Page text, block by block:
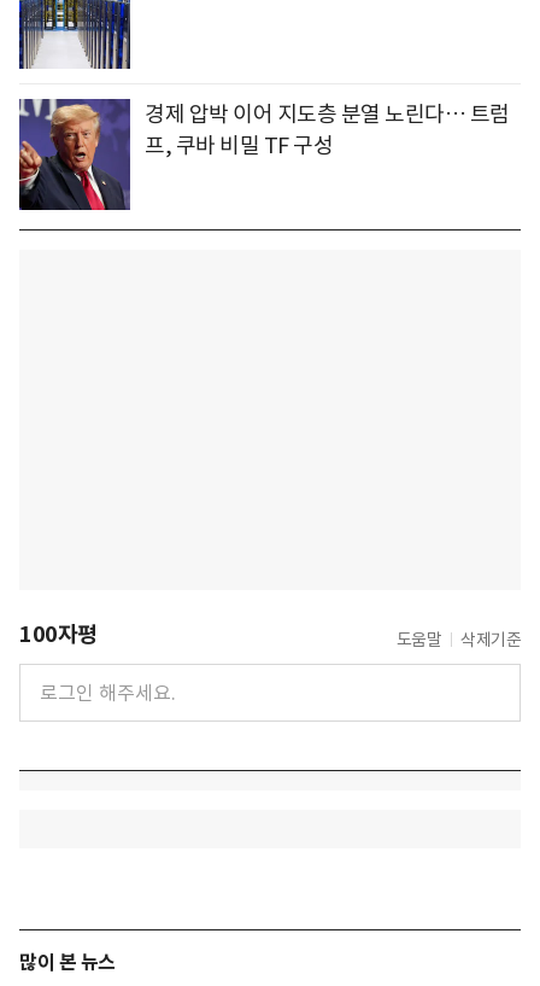
경제 압박 이어 지도층 분열 노린다… 트럼
프, 쿠바 비밀 TF 구성
100자평 도움말 삭제기준
많이 본 뉴스